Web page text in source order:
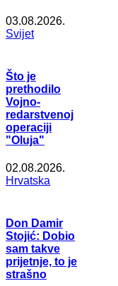
03.08.2026.
Svijet
Što je
prethodilo
Vojno-
redarstvenoj
operaciji
"Oluja"
02.08.2026.
Hrvatska
Don Damir
Stojić: Dobio
sam takve
prijetnje, to je
strašno